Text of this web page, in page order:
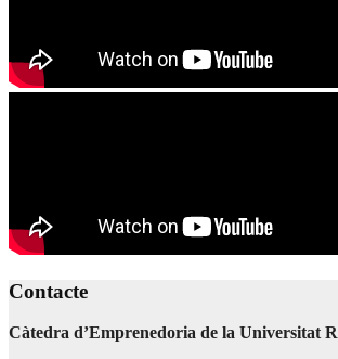
Contacte
Càtedra d’Emprenedoria de la Universitat